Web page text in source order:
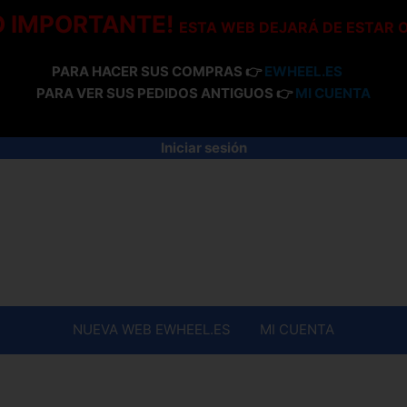
IMPORTANTE! ESTA WEB DEJARÁ DE ESTAR
PARA HACER SUS COMPRAS 👉 EWHEEL.ES
PARA VER SUS PEDIDOS ANTIGUOS 👉 MI CUENTA
Iniciar sesión
NUEVA WEB EWHEEL.ES MI CUENTA